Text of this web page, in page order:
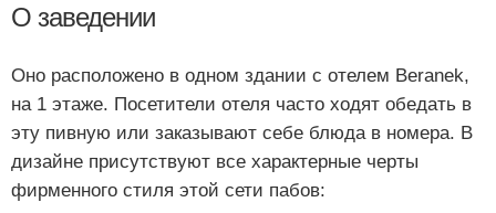
О заведении
Оно расположено в одном здании с отелем Beranek,
на 1 этаже. Посетители отеля часто ходят обедать в
эту пивную или заказывают себе блюда в номера. В
дизайне присутствуют все характерные черты
фирменного стиля этой сети пабов: